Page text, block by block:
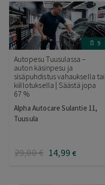
9
Autopesu Tuusulassa –
auton käsinpesu ja
sisäpuhdistus vahauksella tai
kiillotuksella | Säästä jopa
67 %
Alpha Autocare Sulantie 11,
Tuusula
29,00€ 14,99 €